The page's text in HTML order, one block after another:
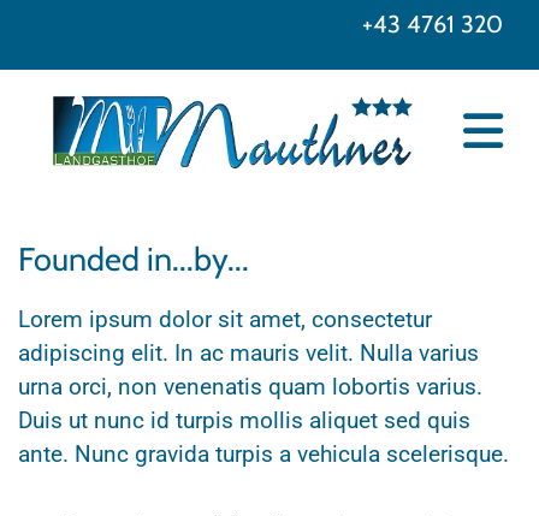
+43 4761 320
Founded in...by...
Lorem ipsum dolor sit amet, consectetur
adipiscing elit. In ac mauris velit. Nulla varius
urna orci, non venenatis quam lobortis varius.
Duis ut nunc id turpis mollis aliquet sed quis
ante. Nunc gravida turpis a vehicula scelerisque.